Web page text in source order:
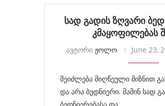
სად გადის ზღვარი
კმაყოფილებას
ავტორი ჟოლო June 23,
შეიძლება მიღწეული მიზნით
და არა ბედნიერი. მაშინ სად